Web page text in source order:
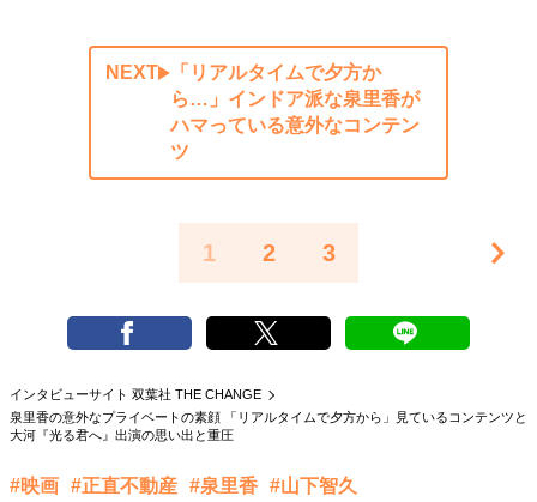
NEXT
「リアルタイムで夕方か
ら…」インドア派な泉里香が
ハマっている意外なコンテン
ツ
1 2 3
インタビューサイト 双葉社 THE CHANGE
泉里香の意外なプライベートの素顔 「リアルタイムで夕方から」見ているコンテンツと
大河『光る君へ』出演の思い出と重圧
#映画 #正直不動産 #泉里香 #山下智久